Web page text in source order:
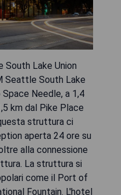
Lake Union
South Lake
Needle, a 1,4
km dal Pike Place
struttura ci
aperta 24 ore su
alla connessione
La struttura si
come il Port of
Fountain. L'hotel